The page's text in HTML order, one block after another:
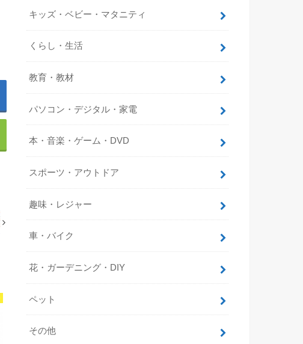
キッズ・ベビー・マタニティ
くらし・生活
教育・教材
パソコン・デジタル・家電
本・音楽・ゲーム・DVD
スポーツ・アウトドア
趣味・レジャー
車・バイク
花・ガーデニング・DIY
ペット
その他